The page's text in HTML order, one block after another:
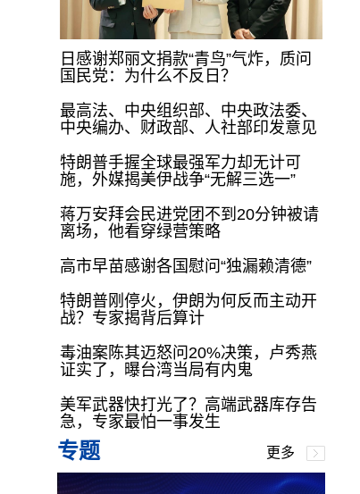
日感谢郑丽文捐款“青鸟”气炸，质问
国民党：为什么不反日？
最高法、中央组织部、中央政法委、
中央编办、财政部、人社部印发意见
特朗普手握全球最强军力却无计可
施，外媒揭美伊战争“无解三选一”
蒋万安拜会民进党团不到20分钟被请
离场，他看穿绿营策略
高市早苗感谢各国慰问“独漏赖清德”
特朗普刚停火，伊朗为何反而主动开
战？专家揭背后算计
毒油案陈其迈怒问20%决策，卢秀燕
证实了，曝台湾当局有内鬼
美军武器快打光了？高端武器库存告
急，专家最怕一事发生
专题 更多